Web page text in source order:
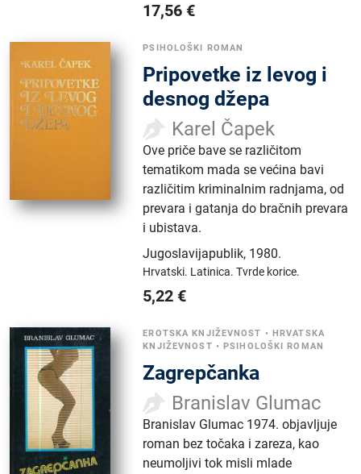
17,56 €
PSIHOLOŠKI ROMAN
Pripovetke iz levog i
desnog džepa
Karel Čapek
Ove priče bave se različitom
tematikom mada se većina bavi
različitim kriminalnim radnjama, od
prevara i gatanja do bračnih prevara
i ubistava.
Jugoslavijapublik, 1980.
Hrvatski. Latinica.Tvrde korice.
5,22 €
EROTSKA KNJIŽEVNOST • HRVATSKA
KNJIŽEVNOST • PSIHOLOŠKI ROMAN
Zagrepčanka
Branislav Glumac
Branislav Glumac 1974. objavljuje
roman bez točaka i zareza, kao
neumoljivi tok misli mlade